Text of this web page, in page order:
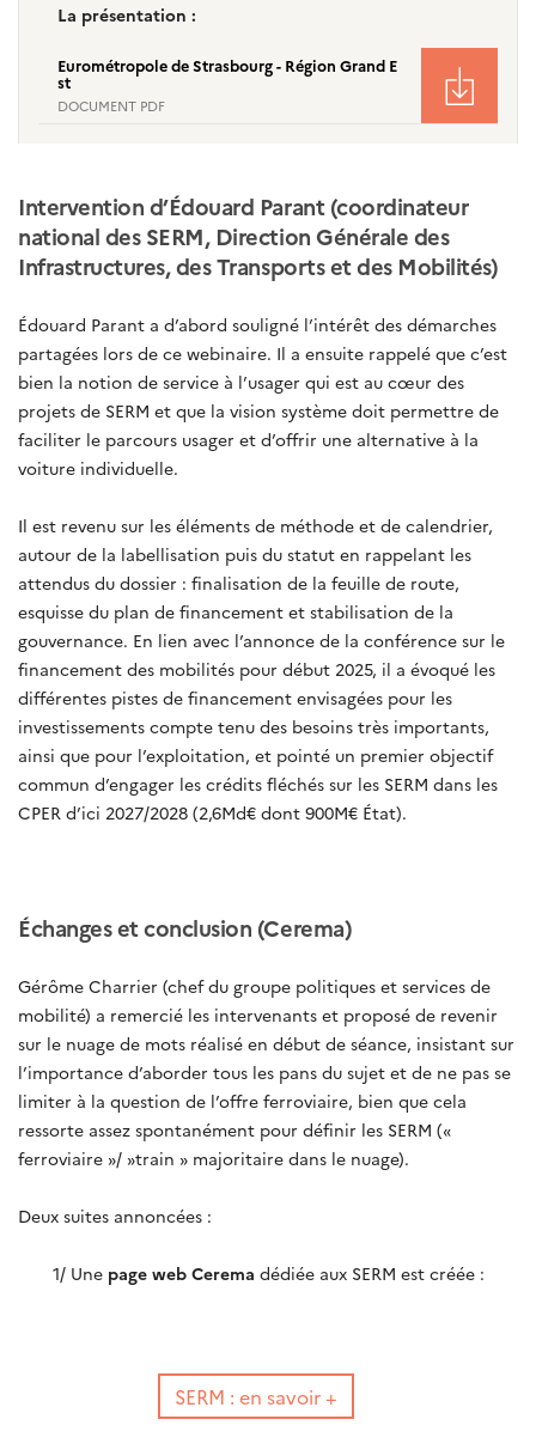
La présentation :
Eurométropole de Strasbourg - Région Grand E
st
DOCUMENT PDF
Intervention d’Édouard Parant (coordinateur
national des SERM, Direction Générale des
Infrastructures, des Transports et des Mobilités)
Édouard Parant a d’abord souligné l’intérêt des démarches
partagées lors de ce webinaire. Il a ensuite rappelé que c’est
bien la notion de service à l’usager qui est au cœur des
projets de SERM et que la vision système doit permettre de
faciliter le parcours usager et d’offrir une alternative à la
voiture individuelle.
Il est revenu sur les éléments de méthode et de calendrier,
autour de la labellisation puis du statut en rappelant les
attendus du dossier : finalisation de la feuille de route,
esquisse du plan de financement et stabilisation de la
gouvernance. En lien avec l’annonce de la conférence sur le
financement des mobilités pour début 2025, il a évoqué les
différentes pistes de financement envisagées pour les
investissements compte tenu des besoins très importants,
ainsi que pour l’exploitation, et pointé un premier objectif
commun d’engager les crédits fléchés sur les SERM dans les
CPER d’ici 2027/2028 (2,6Md€ dont 900M€ État).
Échanges et conclusion (Cerema)
Gérôme Charrier (chef du groupe politiques et services de
mobilité) a remercié les intervenants et proposé de revenir
sur le nuage de mots réalisé en début de séance, insistant sur
l’importance d’aborder tous les pans du sujet et de ne pas se
limiter à la question de l’offre ferroviaire, bien que cela
ressorte assez spontanément pour définir les SERM («
ferroviaire »/ »train » majoritaire dans le nuage).
Deux suites annoncées :
1/ Une page web Cerema dédiée aux SERM est créée :
SERM : en savoir +